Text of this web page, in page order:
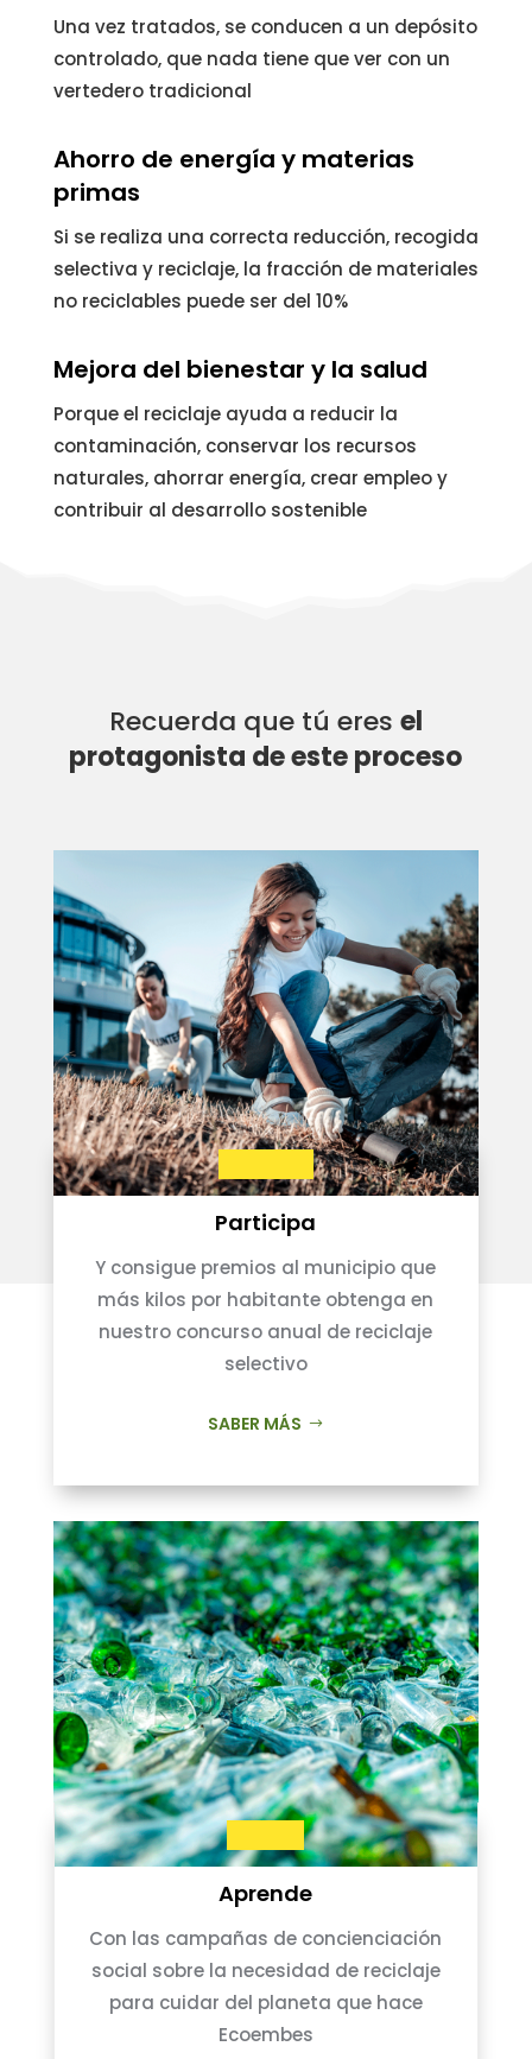
Una vez tratados, se conducen a un depósito
controlado, que nada tiene que ver con un
vertedero tradicional
Ahorro de energía y materias
primas
Si se realiza una correcta reducción, recogida
selectiva y reciclaje, la fracción de materiales
no reciclables puede ser del 10%
Mejora del bienestar y la salud
Porque el reciclaje ayuda a reducir la
contaminación, conservar los recursos
naturales, ahorrar energía, crear empleo y
contribuir al desarrollo sostenible
Recuerda que tú eres el
protagonista de este proceso
Participa
Y consigue premios al municipio que
más kilos por habitante obtenga en
nuestro concurso anual de reciclaje
selectivo
SABER MÁS
Aprende
Con las campañas de concienciación
social sobre la necesidad de reciclaje
para cuidar del planeta que hace
Ecoembes